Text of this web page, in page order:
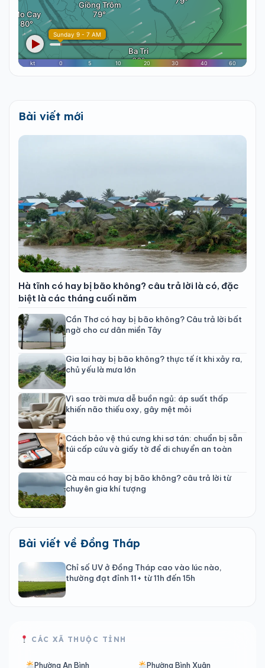
Bài viết mới
Hà tĩnh có hay bị bão không? câu trả lời là có, đặc
biệt là các tháng cuối năm
Cần Thơ có hay bị bão không? Câu trả lời bất
ngờ cho cư dân miền Tây
Gia lai hay bị bão không? thực tế ít khi xảy ra,
chủ yếu là mưa lớn
Vì sao trời mưa dễ buồn ngủ: áp suất thấp
khiến não thiếu oxy, gây mệt mỏi
Cách bảo vệ thú cưng khi sơ tán: chuẩn bị sẵn
túi cấp cứu và giấy tờ để di chuyển an toàn
Cà mau có hay bị bão không? câu trả lời từ
chuyên gia khí tượng
Bài viết về Đồng Tháp
Chỉ số UV ở Đồng Tháp cao vào lúc nào,
thường đạt đỉnh 11+ từ 11h đến 15h
CÁC XÃ THUỘC TỈNH
Phường An Bình Phường Bình Xuân